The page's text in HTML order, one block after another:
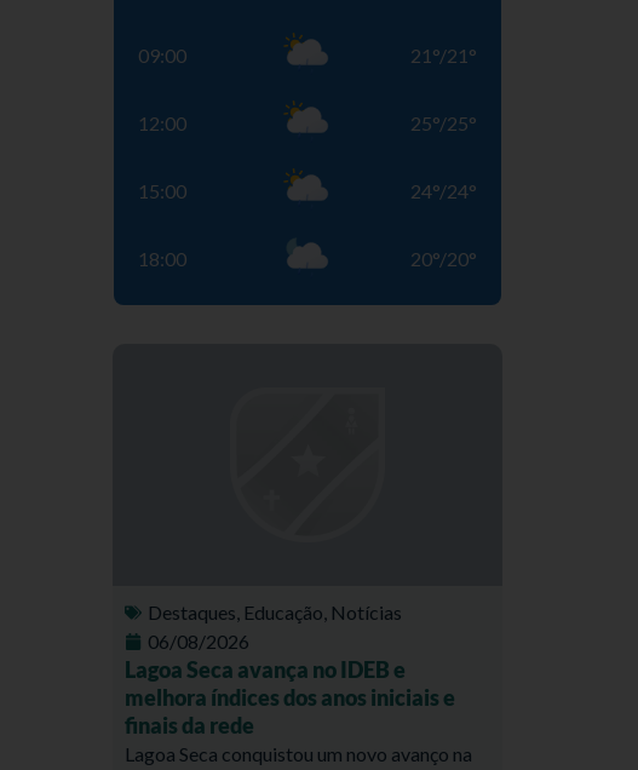
09:00 21 °/21 °
12:00 25°/25°
15:00 24°/24°
18:00 20°/20°
Destaques, Educação, Notícias
06/08/2026
Lagoa Seca avança no IDEB e
melhora índices dos anos iniciais e
finais da rede
Lagoa Seca conquistou um novo avanço na